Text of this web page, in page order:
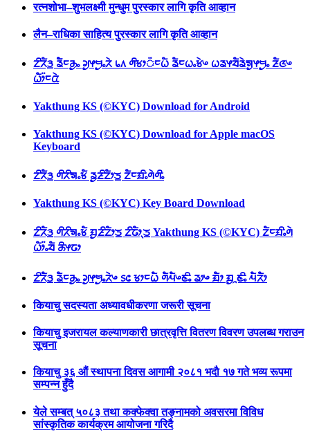
रत्नशोभा–शुभलक्ष्मी मुन्धुम पुरस्कार लागि कृति आव्हान
लैन–राधिका साहित्य पुरस्कार लागि कृति आव्हान
ᤁᤡᤖᤠᤋ᤻ ᤕᤠᤠᤰᤌᤢᤱ ᤆᤢᤶᤗᤢᤱᤖᤧ ᥇᥈ ᤛᤡᤃᤣ᤺ᤰᤐᤠ ᤕᤠᤰᤐᤱᤃᤧᤴ ᤐᤕᤶᤔᤠᤕᤧᤈᤢᤶᤗᤢᤱ ᤏᤠᤜᤴ
ᤐᤥ᤺ᤰᤂᤧ
Yakthung KS (©KYC) Download for Android
Yakthung KS (©KYC) Download for Apple macOS
Keyboard
ᤁᤡᤖᤠᤋ᤻ ᤛᤡᤖᤡᤈᤱᤃᤠ ᤕᤢᤏᤡᤁᤥᤍ᤻ ᤁᤠᤰᤀᤡᤱᤛᤧᤛᤡᤱ
Yakthung KS (©KYC) Key Board Download
ᤁᤡᤖᤠᤋ᤻ ᤛᤡᤖᤡᤈᤱᤃᤠ ᤀᤢᤏᤡᤁᤥᤍ᤻ ᤁᤡᤒᤥᤷᤍ᤻ Yakthung KS (©KYC) ᤁᤠᤰᤀᤡᤱᤛᤧ
ᤐᤥ᤺ᤱᤔᤠ ᤌᤡᤶᤒᤣ
ᤁᤡᤖᤠᤋ᤻ ᤕᤠᤰᤌᤢᤱ ᤆᤢᤶᤗᤢᤱᤖᤧᤴ ᥉᥋ ᤃᤣᤰᤐᤠ ᤛᤠᤘᤠᤴᤇᤡᤱ ᤕᤣᤴ ᤀᤠᤣ ᤀᤢᤳᤇᤡᤱ ᤘᤠᤖᤠᤣ
कियाचु सदस्यता अध्यावधीकरणा जरूरी सूचना
कियाचु इजरायल कल्याणकारी छात्रवृत्ति वितरण विवरण उपलब्ध गराउन
सूचना
कियाचु ३६ औं स्थापना दिवस आगामी २०८१ भदाै १७ गते भव्य रूपमा
सम्पन्न हुँदै
येले सम्बत् ५०८३ तथा कक्फेक्वा तङ्नामको अवसरमा विविध
सांस्कृतिक कार्यक्रम आयोजना गरिदै